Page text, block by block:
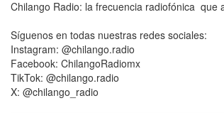
Chilango Radio: la frecuencia radiofónica que
Síguenos en todas nuestras redes sociales:
Instagram: @chilango.radio
Facebook: ChilangoRadiomx
TikTok: @chilango.radio
X: @chilango_radio